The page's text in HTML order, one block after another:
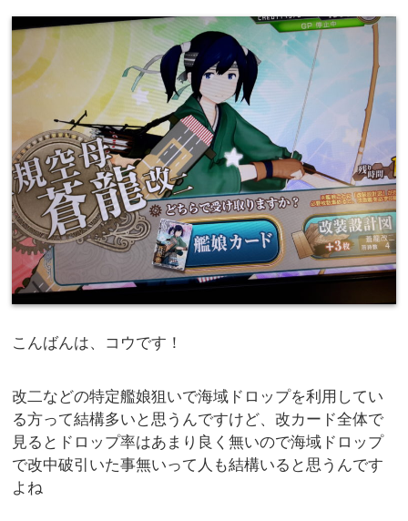
こんばんは、コウです！
改二などの特定艦娘狙いで海域ドロップを利用してい
る方って結構多いと思うんですけど、改カード全体で
見るとドロップ率はあまり良く無いので海域ドロップ
で改中破引いた事無いって人も結構いると思うんです
よね